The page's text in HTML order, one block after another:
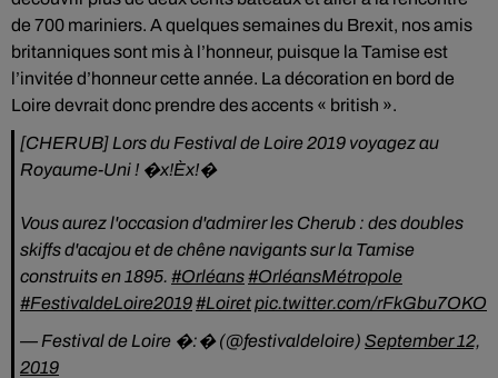
de 700 mariniers. A quelques semaines du Brexit, nos amis
britanniques sont mis à l’honneur, puisque la Tamise est
l’invitée d’honneur cette année. La décoration en bord de
Loire devrait donc prendre des accents « british ».
[CHERUB] Lors du Festival de Loire 2019 voyagez au
Royaume-Uni ! �x!Èx!�
Vous aurez l'occasion d'admirer les Cherub : des doubles
skiffs d'acajou et de chêne navigants sur la Tamise
construits en 1895. #Orléans#OrléansMétropole
#FestivaldeLoire2019#Loiretpic.twitter.com/rFkGbu7OKO
— Festival de Loire �:�️ (@festivaldeloire) September 12,
2019